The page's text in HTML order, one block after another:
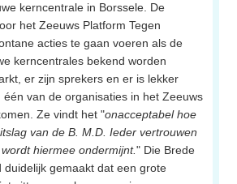
kerncentrale in Borssele. De
het Zeeuws Platform Tegen
acties te gaan voeren als de
kerncentrales bekend worden
er zijn sprekers en er is lekker
van de organisaties in het Zeeuws
Ze vindt het "onacceptabel hoe
van de B. M.D. Ieder vertrouwen
hiermee ondermijnt." Die Brede
duidelijk gemaakt dat een grote